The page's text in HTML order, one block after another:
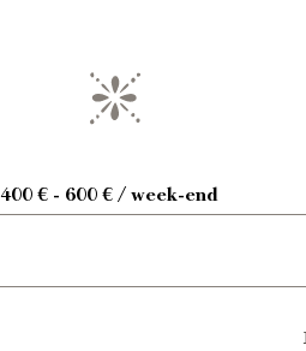
400 € - 600 € / week-end